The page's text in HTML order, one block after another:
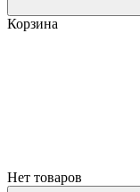
Корзина
Нет товаров